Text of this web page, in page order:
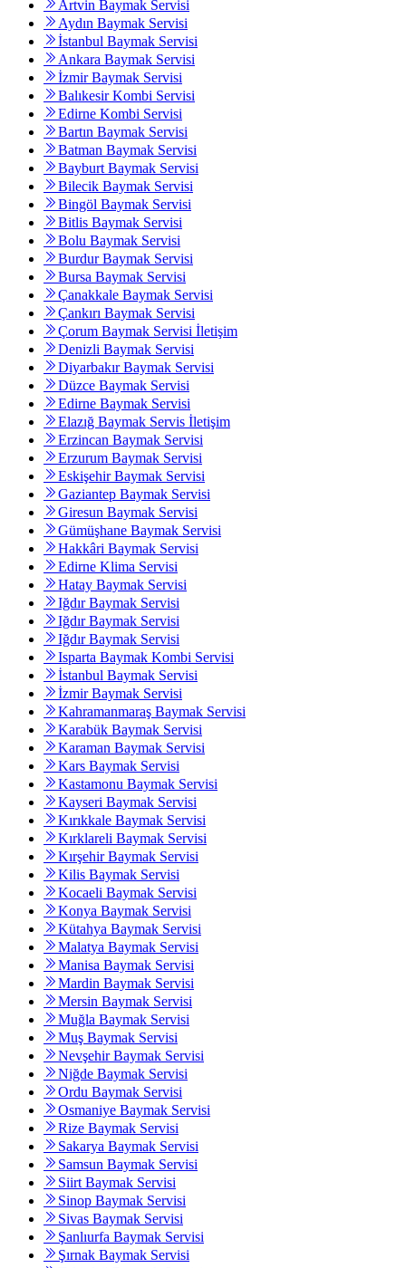
Artvin Baymak Servisi
Aydın Baymak Servisi
İstanbul Baymak Servisi
Ankara Baymak Servisi
İzmir Baymak Servisi
Balıkesir Kombi Servisi
Edirne Kombi Servisi
Bartın Baymak Servisi
Batman Baymak Servisi
Bayburt Baymak Servisi
Bilecik Baymak Servisi
Bingöl Baymak Servisi
Bitlis Baymak Servisi
Bolu Baymak Servisi
Burdur Baymak Servisi
Bursa Baymak Servisi
Çanakkale Baymak Servisi
Çankırı Baymak Servisi
Çorum Baymak Servisi İletişim
Denizli Baymak Servisi
Diyarbakır Baymak Servisi
Düzce Baymak Servisi
Edirne Baymak Servisi
Elazığ Baymak Servis İletişim
Erzincan Baymak Servisi
Erzurum Baymak Servisi
Eskişehir Baymak Servisi
Gaziantep Baymak Servisi
Giresun Baymak Servisi
Gümüşhane Baymak Servisi
Hakkâri Baymak Servisi
Edirne Klima Servisi
Hatay Baymak Servisi
Iğdır Baymak Servisi
Iğdır Baymak Servisi
Iğdır Baymak Servisi
Isparta Baymak Kombi Servisi
İstanbul Baymak Servisi
İzmir Baymak Servisi
Kahramanmaraş Baymak Servisi
Karabük Baymak Servisi
Karaman Baymak Servisi
Kars Baymak Servisi
Kastamonu Baymak Servisi
Kayseri Baymak Servisi
Kırıkkale Baymak Servisi
Kırklareli Baymak Servisi
Kırşehir Baymak Servisi
Kilis Baymak Servisi
Kocaeli Baymak Servisi
Konya Baymak Servisi
Kütahya Baymak Servisi
Malatya Baymak Servisi
Manisa Baymak Servisi
Mardin Baymak Servisi
Mersin Baymak Servisi
Muğla Baymak Servisi
Muş Baymak Servisi
Nevşehir Baymak Servisi
Niğde Baymak Servisi
Ordu Baymak Servisi
Osmaniye Baymak Servisi
Rize Baymak Servisi
Sakarya Baymak Servisi
Samsun Baymak Servisi
Siirt Baymak Servisi
Sinop Baymak Servisi
Sivas Baymak Servisi
Şanlıurfa Baymak Servisi
Şırnak Baymak Servisi